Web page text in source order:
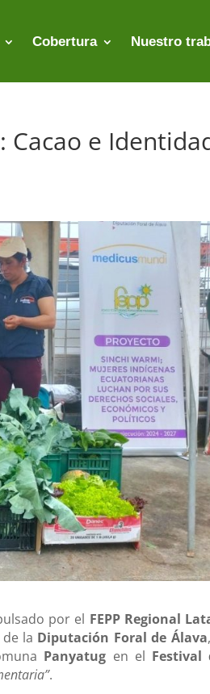
Cobertura Nuestro
Cacao e
por el FEPP Regional
la Diputación Foral de Álava
Panyatug en el Festival
.